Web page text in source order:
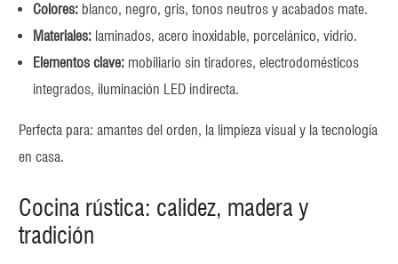
Colores: blanco, negro, gris, tonos neutros y acabados mate.
Materiales: laminados, acero inoxidable, porcelánico, vidrio.
Elementos clave: mobiliario sin tiradores, electrodomésticos
integrados, iluminación LED indirecta.
Perfecta para: amantes del orden, la limpieza visual y la tecnología
en casa.
Cocina rústica: calidez, madera y
tradición